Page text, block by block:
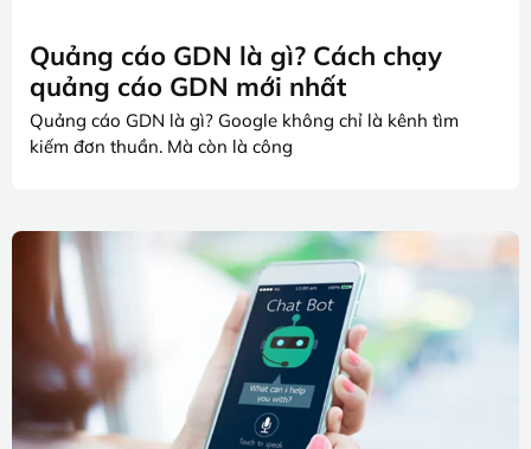
Quảng cáo GDN là gì? Cách chạy
quảng cáo GDN mới nhất
Quảng cáo GDN là gì? Google không chỉ là kênh tìm
kiếm đơn thuần. Mà còn là công